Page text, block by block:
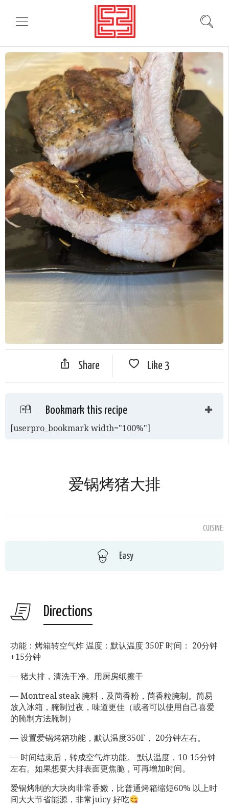
Share Like 3
Bookmark this recipe
[userpro_bookmark width="100%"]
爱锅烤猪大排
CUISINE:
Easy
Directions
功能：烤箱转空气炸 温度：默认温度 350F 时间： 20分钟
+15分钟
— 猪大排，清洗干净。用厨房纸擦干
— Montreal steak 腌料，及茴香粉，茴香粒腌制。简易
放入冰箱，腌制过夜，味道更佳（或者可以使用自己喜爱
的腌制方法腌制）
— 设置爱锅烤箱功能，默认温度350F， 20分钟左右。
— 时间结束后，转成空气炸功能。 默认温度，10-15分钟
左右。如果想要大排表面更焦脆，可再增加时间。
爱锅烤制的大块肉非常香嫩，比普通烤箱缩短60% 以上时
间大大节省能源，非常juicy 好吃